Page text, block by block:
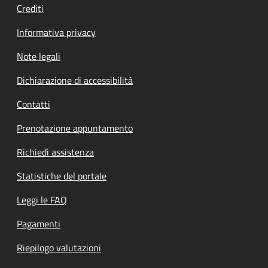
Crediti
Informativa privacy
Note legali
Dichiarazione di accessibilità
Contatti
Prenotazione appuntamento
Richiedi assistenza
Statistiche del portale
Leggi le FAQ
Pagamenti
Riepilogo valutazioni